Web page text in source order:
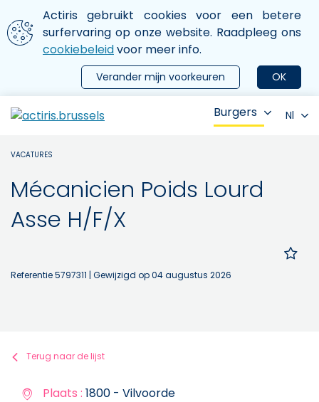
Aller au contenu principal
We gebruiken cookies
Actiris gebruikt cookies voor een betere
surfervaring op onze website. Raadpleeg ons
cookiebeleidvoor meer info.
OK
Verander mijn voorkeuren
le menu
Burgers Nl
VACATURES
Mécanicien Poids Lourd
Asse H/F/X
Referentie 5797311 | Gewijzigd op 04 augustus 2026
Terug naar de lijst
Plaats : 1800 - Vilvoorde